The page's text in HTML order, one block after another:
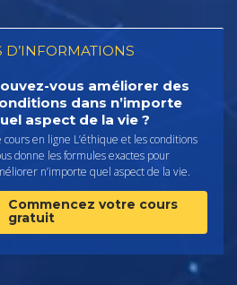
D’INFORMATIONS
vous améliorer des
dans n’importe
aspect de la vie ?
cours en ligne L’éthique et les conditions
donne les formules exactes pour
n’importe quel aspect de la vie.
Commencez votre cours
gratuit